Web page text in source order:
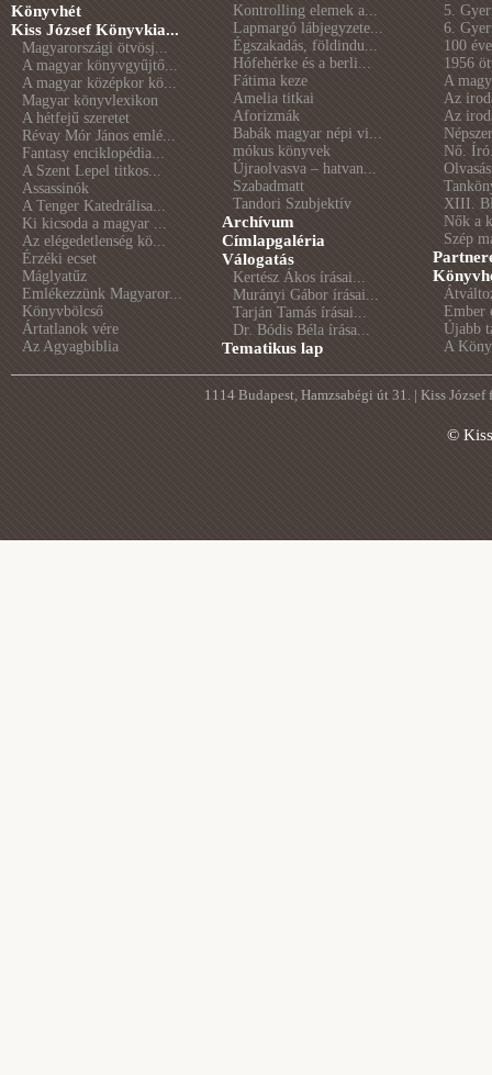
Könyvhét
Kiss József Könyvkia...
Magyarországi ötvösj...
A magyar könyvgyűjtő...
A magyar középkor kö...
Magyar könyvlexikon
A hétfejű szeretet
Révay Mór János emlé...
Fantasy enciklopédia...
A Szent Lepel titkos...
Assassinók
A Tenger Katedrálisa...
Ki kicsoda a magyar ...
Az elégedetlenség kö...
Érzéki ecset
Máglyatűz
Emlékezzünk Magyaror...
Könyvbölcső
Ártatlanok vére
Az Agyagbiblia
Kontrolling elemek a...
Lapmargó lábjegyzete...
Égszakadás, földindu...
Hófehérke és a berli...
Fátima keze
Amelia titkai
Aforizmák
Babák magyar népi vi...
mókus könyvek
Újraolvasva – hatvan...
Szabadmatt
Tandori Szubjektív
Archívum
Címlapgaléria
Válogatás
Kertész Ákos írásai...
Murányi Gábor írásai...
Tarján Tamás írásai...
Dr. Bódis Béla írása...
Tematikus lap
5.
6.
100
1956
A
Az
Az
Nő.
XIII.
Nők a
Szép
Ember
Újabb
A
1114 Budapest, Hamzsabégi út 31. | Kiss
©